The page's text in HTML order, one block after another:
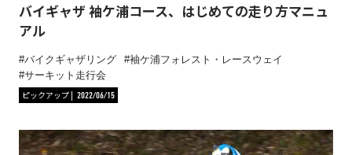
バイギャザ 袖ケ浦コース、はじめての走り方マニュ
アル
バイクギャザリング
袖ケ浦フォレスト・レースウェイ
サーキット走行会
ピックアップ
2022/06/15